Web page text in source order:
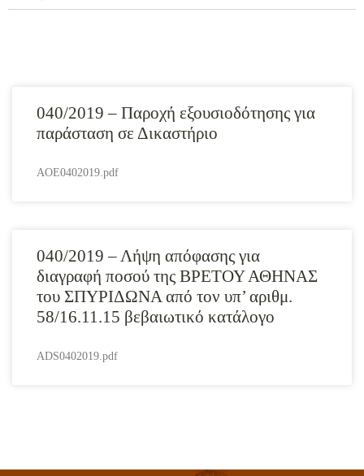
040/2019 – Παροχή εξουσιοδότησης για
παράσταση σε Δικαστήριο
AOE0402019.pdf
040/2019 – Λήψη απόφασης για
διαγραφή ποσού της ΒΡΕΤΟΥ ΑΘΗΝΑΣ
του ΣΠΥΡΙΔΩΝΑ από τον υπ’ αριθμ.
58/16.11.15 βεβαιωτικό κατάλογο
ADS0402019.pdf